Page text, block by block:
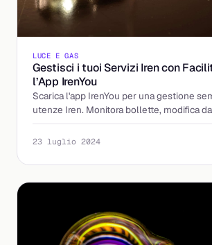
LUCE E GAS
Gestisci i tuoi Servizi Iren con
l’App IrenYou
Scarica l'app IrenYou per una gestione
utenze Iren. Monitora bollette, modifica
molto altro!
23 luglio 2024